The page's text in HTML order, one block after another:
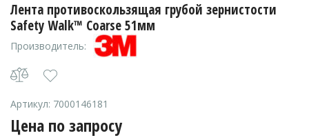
Лента противоскользящая грубой зернистости
Safety Walk™ Coarse 51мм
Производитель:
Артикул: 7000146181
Цена по запросу